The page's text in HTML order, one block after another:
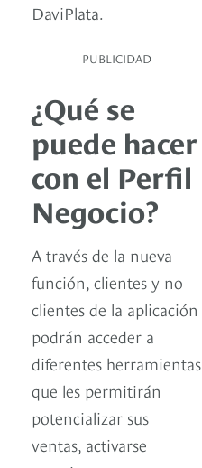
DaviPlata.
PUBLICIDAD
¿Qué se
puede hacer
con el Perfil
Negocio?
A través de la nueva
función, clientes y no
clientes de la aplicación
podrán acceder a
diferentes herramientas
que les permitirán
potencializar sus
ventas, activarse